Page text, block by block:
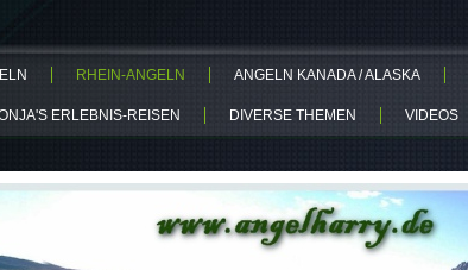
RHEIN-ANGELN ANGELN KANADA / ALASKA
ERLEBNIS-REISEN DIVERSE THEMEN VIDEOS